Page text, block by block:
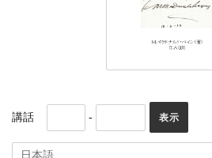
講話 -